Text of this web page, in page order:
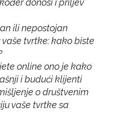
donosi i priljev
ili nepostojan
tvrtke: kako biste
online ono je kako
i budući klijenti
o društvenim
vaše tvrtke sa